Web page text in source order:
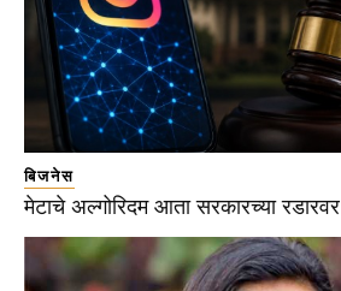
बिजनेस
मेटाचे अल्गोरिदम आता सरकारच्या रडारवर